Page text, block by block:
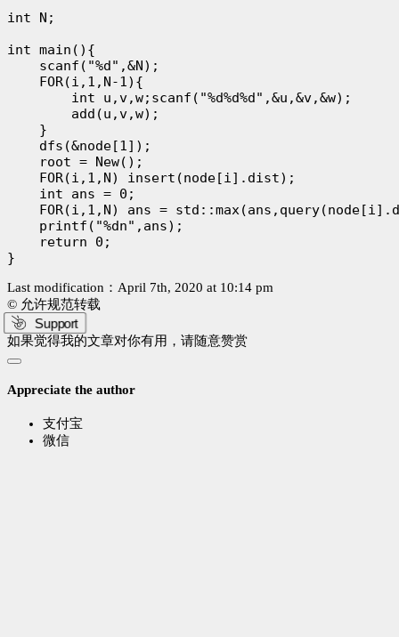
int N;
int main(){
    scanf("%d",&N);
    FOR(i,1,N-1){
        int u,v,w;scanf("%d%d%d",&u,&v,&w);
        add(u,v,w);
    }
    dfs(&node[1]);
    root = New();
    FOR(i,1,N) insert(node[i].dist);
    int ans = 0;
FOR(i,1,N) ans =
    printf("%dn",ans);
    return 0;
Last modification：April 7th, 2020 at 10:14 pm
© 允许规范转载
Support
如果觉得我的文章对你有用，请随意赞赏
Appreciate the author
支付宝
微信